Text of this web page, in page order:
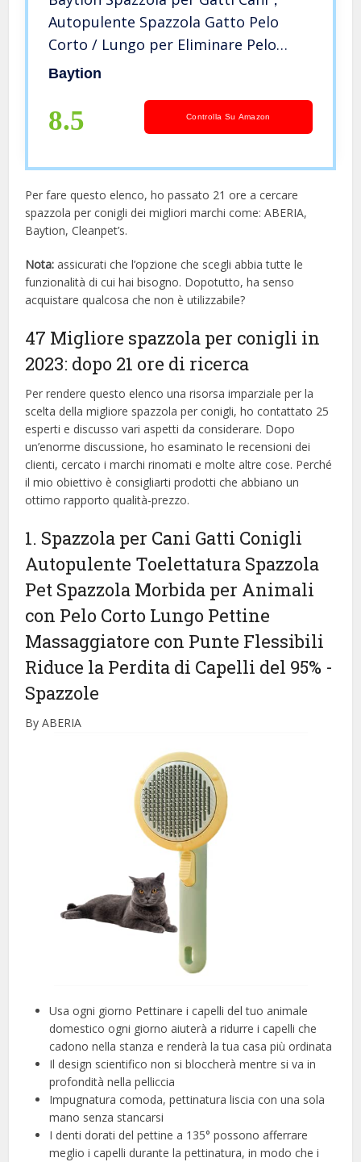
Autopulente Spazzola Gatto Pelo
Corto / Lungo per Eliminare Pelo
Superfluo Morto e Sottopelo, Non
Baytion
8.5 Controlla Su Amazon
Per fare questo elenco, ho passato 21 ore a cercare
spazzola per conigli dei migliori marchi come: ABERIA,
Baytion, Cleanpet’s.
Nota: assicurati che l’opzione che scegli abbia tutte le
funzionalità di cui hai bisogno. Dopotutto, ha senso
acquistare qualcosa che non è utilizzabile?
47 Migliore spazzola per conigli in
2023: dopo 21 ore di ricerca
Per rendere questo elenco una risorsa imparziale per la
scelta della migliore spazzola per conigli, ​​ho contattato 25
esperti e discusso vari aspetti da considerare. Dopo
un’enorme discussione, ho esaminato le recensioni dei
clienti, cercato i marchi rinomati e molte altre cose. Perché
il mio obiettivo è consigliarti prodotti che abbiano un
ottimo rapporto qualità-prezzo.
1. Spazzola per Cani Gatti Conigli
Autopulente Toelettatura Spazzola
Pet Spazzola Morbida per Animali
con Pelo Corto Lungo Pettine
Massaggiatore con Punte Flessibili
Riduce la Perdita di Capelli del 95% -
Spazzole
By ABERIA
Usa ogni giorno Pettinare i capelli del tuo animale
domestico ogni giorno aiuterà a ridurre i capelli che
cadono nella stanza e renderà la tua casa più ordinata
Il design scientifico non si bloccherà mentre si va in
profondità nella pelliccia
Impugnatura comoda, pettinatura liscia con una sola
mano senza stancarsi
I denti dorati del pettine a 135° possono afferrare
meglio i capelli durante la pettinatura, in modo che i